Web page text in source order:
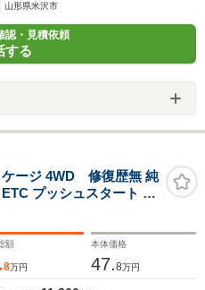
山形県米沢市
認・見積依頼
する
ージ 4WD 修復歴無 純
プッシュスタート 電
横滑り防止装置 衝突軽
イバシーガラス
額
8万円
本体価格
47.8万円